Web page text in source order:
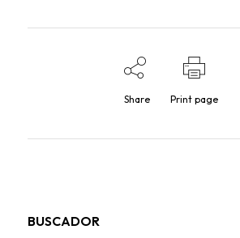
Share Print page
BUSCADOR